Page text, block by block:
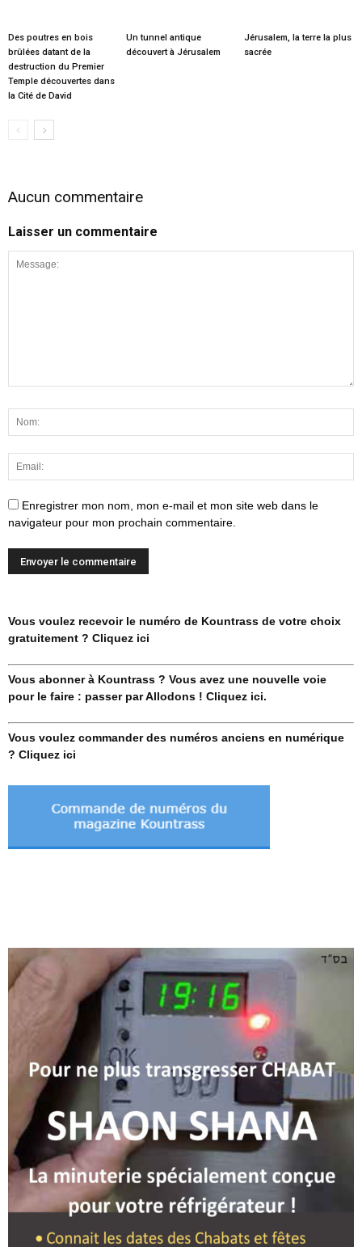
Des poutres en bois
brûlées datant de la
destruction du Premier
Temple découvertes dans
la Cité de David
Un tunnel antique
découvert à Jérusalem
Jérusalem, la terre la plus
sacrée
Aucun commentaire
Laisser un commentaire
Enregistrer mon nom, mon e-mail et mon site web dans le
navigateur pour mon prochain commentaire.
Vous voulez recevoir le numéro de Kountrass de votre choix
gratuitement ? Cliquez ici
Vous abonner à Kountrass ? Vous avez une nouvelle voie
pour le faire : passer par Allodons ! Cliquez ici.
Vous voulez commander des numéros anciens en numérique
? Cliquez ici